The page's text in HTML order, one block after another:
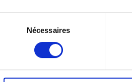
Nécessaires
et de vue
anormal lorsqu’il excède les
la construction
de la construction, le Cabinet
: